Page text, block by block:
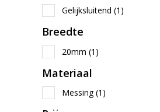
Gelijksluitend (1)
Breedte
20mm (1)
Materiaal
Messing(1)